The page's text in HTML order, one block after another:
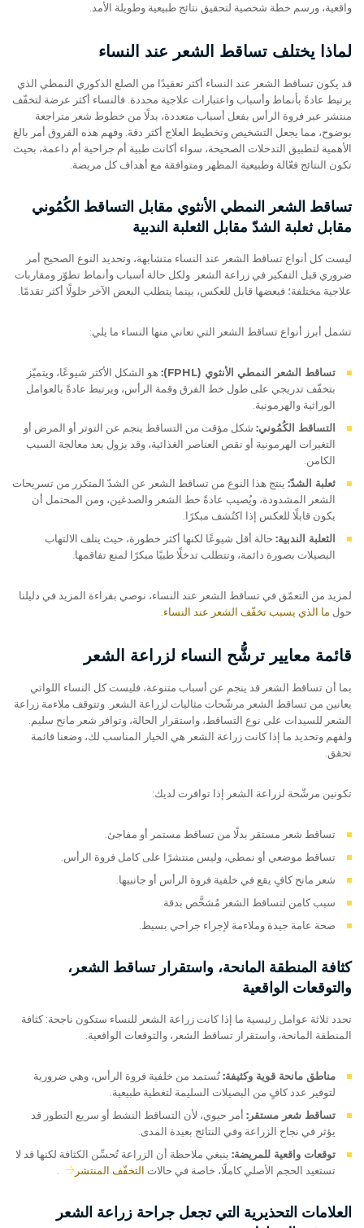
واقعية، ورسم خطة شخصية لتحقيق نتائج طبيعية وطويلة الأمد.
لماذا يختلف تساقط الشعر عند النساء
قد يكون تساقط الشعر عند النساء أكثر تعقيدًا من الصلع الذكوري النمطي الذي
يرتبط عادةً بأنماط وأسباب واعتبارات علاجية محددة. فالنساء أكثر عرضة لتخفّف
منتشر عبر فروة الرأس بفعل أسباب متعددة، بدلًا من خطوط شعر متراجعة
بوضوح، مما يجعل التشخيص وتخطيط العلاج أكثر دقة. وفهم هذه الفروق أمر بالغ
الأهمية لتطبيق التدخلات الصحيحة، سواء أكانت طبية أم جراحية أم داعمة، بحيث
تكون النتائج فعّالة وطبيعية المظهر ومتوافقة مع أهداف كل مريضة.
تساقط الشعر النمطي الأنثوي مقابل التساقط الكُمُوني
مقابل ثعلبة الشدّ مقابل الثعلبة الندبية
ليست كل أنواع تساقط الشعر عند النساء متشابهة، وتحديد النوع الصحيح أمر
ضروري قبل التفكير في زراعة الشعر. ولكل حالة أسباب وأنماط تطوّر ومقاربات
علاجية مختلفة؛ فبعضها قابل للعكس، بينما يتطلب البعض الآخر حلولًا أكثر تقدمًا.
تشمل أبرز أنواع تساقط الشعر التي تعاني منها النساء ما يلي:
تساقط الشعر النمطي الأنثوي (FPHL):
هو الشكل الأكثر شيوعًا، ويتميّز
بتخفّف تدريجي على طول خط الفرق وقمة الرأس، ويرتبط عادةً بالعوامل
الوراثية والهرمونية.
التساقط الكُمُوني: شكل مؤقت من التساقط ينجم عن التوتر أو المرض أو
التغيرات الهرمونية أو نقص العناصر الغذائية، وقد يزول بعد معالجة السبب
الكامن.
ثعلبة الشدّ: ينتج هذا النوع من تساقط الشعر عن الشدّ المتكرر من تسريحات
الشعر المشدودة، ويُصيب عادةً خط الشعر والصدغين، ومن المحتمل أن
يكون قابلًا للعكس إذا اكتُشف مبكرًا.
الثعلبة الندبية: حالة أقل شيوعًا لكنها أكثر خطورة، حيث يتلف الالتهاب
البصيلات بصورة دائمة، وتتطلب تدخلًا طبيًا مبكرًا لمنع تفاقمها.
لمزيد من التعمّق في تساقط الشعر عند النساء، نوصي بقراءة المزيد في دليلنا
حول ما الذي يسبب تخفّف الشعر عند النساء.
قائمة معايير ترشُّح النساء لزراعة الشعر
بما أن تساقط الشعر قد ينجم عن أسباب متنوعة، فليست كل النساء اللواتي
يعانين من تساقط الشعر مرشّحات مثاليات لزراعة الشعر. وتتوقف ملاءمة زراعة
الشعر للسيدات على نوع التساقط، واستقرار الحالة، وتوافر شعر مانح سليم.
ولفهم وتحديد ما إذا كانت زراعة الشعر هي الخيار المناسب لك، وضعنا قائمة
تحقق.
تكونين مرشّحة لزراعة الشعر إذا توافرت لديك:
تساقط شعر مستقر بدلًا من تساقط مستمر أو مفاجئ.
تساقط موضعي أو نمطي، وليس منتشرًا على كامل فروة الرأس.
شعر مانح كافٍ يقع في خلفية فروة الرأس أو جانبيها.
سبب كامن لتساقط الشعر مُشخَّص بدقة.
صحة عامة جيدة وملاءمة لإجراء جراحي بسيط.
كثافة المنطقة المانحة، واستقرار تساقط الشعر،
والتوقعات الواقعية
تحدد ثلاثة عوامل رئيسية ما إذا كانت زراعة الشعر للنساء ستكون ناجحة: كثافة
المنطقة المانحة، واستقرار تساقط الشعر، والتوقعات الواقعية.
مناطق مانحة قوية وكثيفة:تُستمد من خلفية فروة الرأس، وهي ضرورية
لتوفير عدد كافٍ من البصيلات السليمة لتغطية طبيعية.
تساقط شعر مستقر: أمر حيوي، لأن التساقط النشط أو سريع التطور قد
يؤثر في نجاح الزراعة وفي النتائج بعيدة المدى.
توقعات واقعية للمريضة: ينبغي ملاحظة أن الزراعة تُحسِّن الكثافة لكنها قد لا
تستعيد الحجم الأصلي كاملًا، خاصة في حالات التخفّف المنتشر .
العلامات التحذيرية التي تجعل جراحة زراعة الشعر